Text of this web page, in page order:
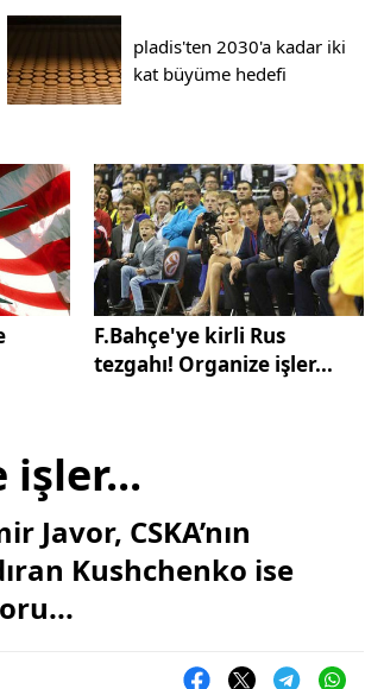
pladis'ten 2030'a kadar iki
kat büyüme hedefi
F.Bahçe'ye kirli Rus
tezgahı! Organize işler...
işler...
CSKA’nın
Kushchenko ise